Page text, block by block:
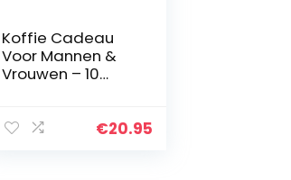
Koffie Cadeau
Voor Mannen &
Vrouwen – 10
Met Premium€20.95